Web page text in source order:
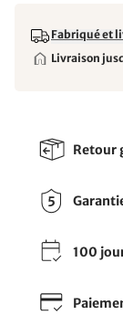
Fabriqué et
Livraison
Retour
100